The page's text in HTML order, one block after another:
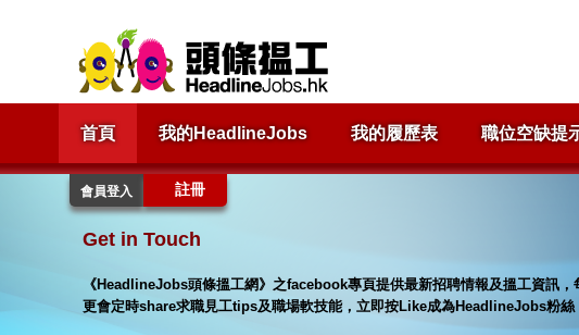
首頁 我的HeadlineJobs 我的履歷表 職位空缺提
會員登入 註冊
Get in Touch
《HeadlineJobs頭條搵工網》之facebook專頁提供最新招聘情報及搵工資訊，
更會定時share求職見工tips及職場軟技能，立即按Like成為HeadlineJobs粉絲